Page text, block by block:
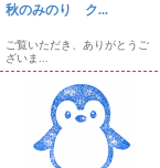
秋のみのり ク...
ご覧いただき、ありがとうご
ざいま...